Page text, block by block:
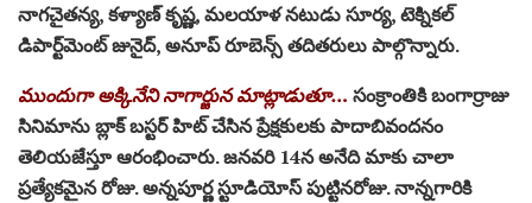
నాగ‌చైత‌న్య‌, క‌ళ్యాణ్ కృష్ణ‌, మ‌ల‌యాళ న‌టుడు సూర్య‌, టెక్నిక‌ల్
డిపార్ట్‌మెంట్ జునైద్‌, అనూప్ రూబెన్స్ త‌దిత‌రులు పాల్గొన్నారు.
ముందుగా అక్కినేని నాగార్జున మాట్లాడుతూ… సంక్రాంతికి బంగార్రాజు
సినిమాను బ్లాక్ బ‌స్ట‌ర్ హిట్ చేసిన ప్రేక్ష‌కుల‌కు పాదాబివంద‌నం
తెలియ‌జేస్తూ ఆరంభించారు. జ‌న‌వ‌రి 14న అనేది మాకు చాలా
ప్ర‌త్యేక‌మైన రోజు. అన్న‌పూర్ణ స్టూడియోస్ పుట్టిన‌రోజు. నాన్న‌గారికి